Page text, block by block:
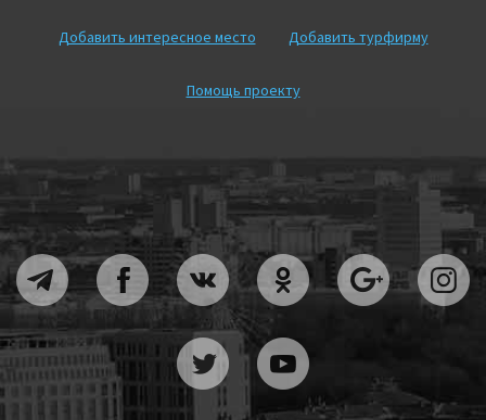
Добавить интересное место Добавить турфирму
Помощь проекту